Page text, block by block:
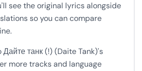
see the original lyrics alongside
so you can compare
танк (!) (Daite Tank)'s
more tracks and language